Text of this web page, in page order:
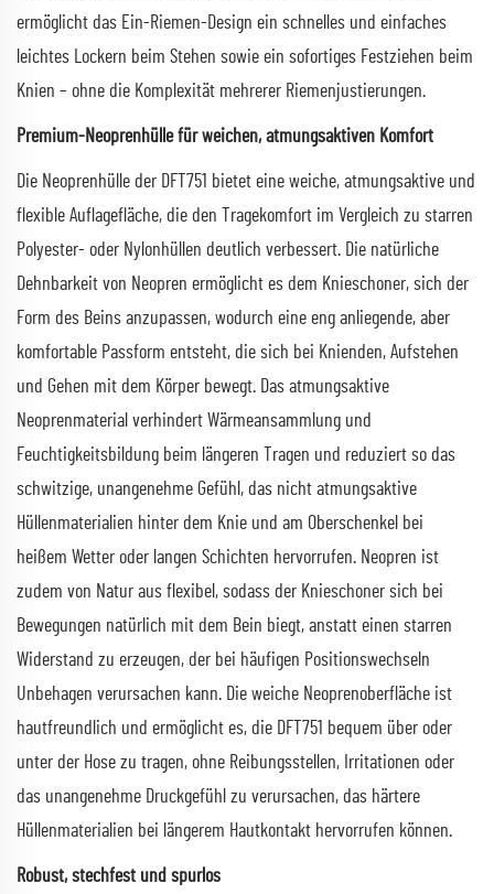
ermöglicht das Ein-Riemen-Design ein schnelles und einfaches
leichtes Lockern beim Stehen sowie ein sofortiges Festziehen beim
Knien – ohne die Komplexität mehrerer Riemenjustierungen.
Premium-Neoprenhülle für weichen, atmungsaktiven Komfort
Die Neoprenhülle der DFT751 bietet eine weiche, atmungsaktive und
flexible Auflagefläche, die den Tragekomfort im Vergleich zu starren
Polyester- oder Nylonhüllen deutlich verbessert. Die natürliche
Dehnbarkeit von Neopren ermöglicht es dem Knieschoner, sich der
Form des Beins anzupassen, wodurch eine eng anliegende, aber
komfortable Passform entsteht, die sich bei Knienden, Aufstehen
und Gehen mit dem Körper bewegt. Das atmungsaktive
Neoprenmaterial verhindert Wärmeansammlung und
Feuchtigkeitsbildung beim längeren Tragen und reduziert so das
schwitzige, unangenehme Gefühl, das nicht atmungsaktive
Hüllenmaterialien hinter dem Knie und am Oberschenkel bei
heißem Wetter oder langen Schichten hervorrufen. Neopren ist
zudem von Natur aus flexibel, sodass der Knieschoner sich bei
Bewegungen natürlich mit dem Bein biegt, anstatt einen starren
Widerstand zu erzeugen, der bei häufigen Positionswechseln
Unbehagen verursachen kann. Die weiche Neoprenoberfläche ist
hautfreundlich und ermöglicht es, die DFT751 bequem über oder
unter der Hose zu tragen, ohne Reibungsstellen, Irritationen oder
das unangenehme Druckgefühl zu verursachen, das härtere
Hüllenmaterialien bei längerem Hautkontakt hervorrufen können.
Robust, stechfest und spurlos